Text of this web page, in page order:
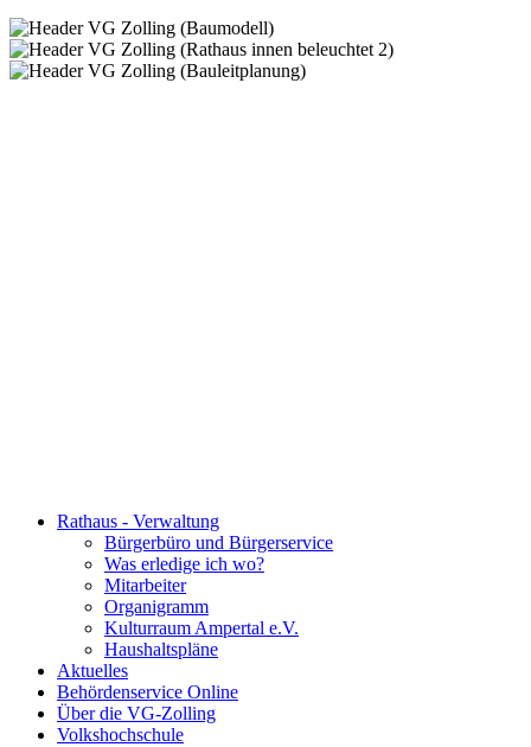
Rathaus - Verwaltung
Bürgerbüro und Bürgerservice
Was erledige ich wo?
Mitarbeiter
Organigramm
Kulturraum Ampertal e.V.
Haushaltspläne
Aktuelles
Behördenservice Online
Über die VG-Zolling
Volkshochschule